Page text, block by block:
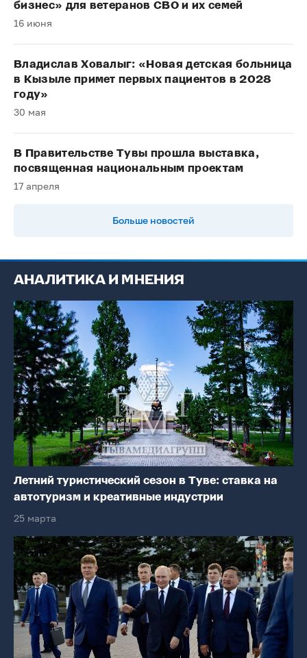
бизнес» для ветеранов СВО и их семей
16 июня
Владислав Ховалыг: «Новая детская больница
в Кызыле примет первых пациентов в 2028
году»
30 мая
В Правительстве Тувы прошла выставка,
посвященная национальным проектам
17 апреля
Больше новостей
АНАЛИТИКА И МНЕНИЯ
Летний туристический сезон в Туве: ставка на
автотуризм и креативные индустрии
25 марта